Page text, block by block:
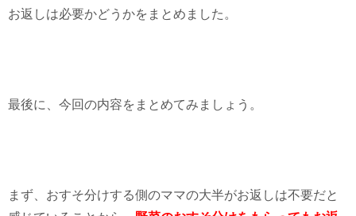
お返しは必要かどうかをまとめました。
最後に、今回の内容をまとめてみましょう。
まず、おすそ分けする側のママの大半がお返しは不要だと